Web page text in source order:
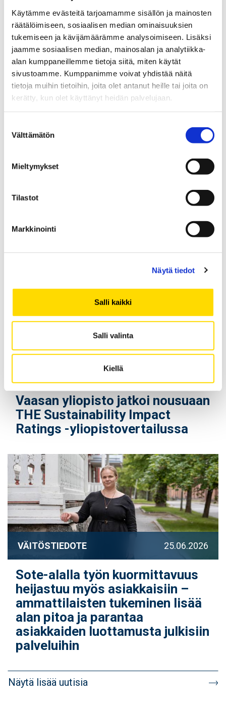
Käytämme evästeitä tarjoamamme sisällön ja mainosten
räätälöimiseen, sosiaalisen median ominaisuuksien
tukemiseen ja kävijämäärämme analysoimiseen. Lisäksi
jaamme sosiaalisen median, mainosalan ja analytiikka-
alan kumppaneillemme tietoja siitä, miten käytät
sivustoamme. Kumppanimme voivat yhdistää näitä
tietoja muihin tietoihin, joita olet antanut heille tai joita on
kerätty, kun olet käyttänyt heidän palvelujaan.
valinta
Välttämätön
Mieltymykset
Tilastot
Markkinointi
Näytä tiedot
Salli kaikki
Salli valinta
Kiellä
UUTINEN 02.07.2026
Opiskelijavalinnat Vaasan
yliopistoon on tehty
korkeakoulupaikkaa? Tutustu
mahdollisuuksiin!
Vaasan yliopisto jatkoi nousuaan
THE Sustainability Impact
Ratings -yliopistovertailussa
VÄITÖSTIEDOTE 25.06.2026
Sote-alalla työn kuormittavuus
heijastuu myös asiakkaisiin –
ammattilaisten tukeminen lisää
alan pitoa ja parantaa
asiakkaiden luottamusta julkisiin
palveluihin
Sivutus
Näytä lisää uutisia